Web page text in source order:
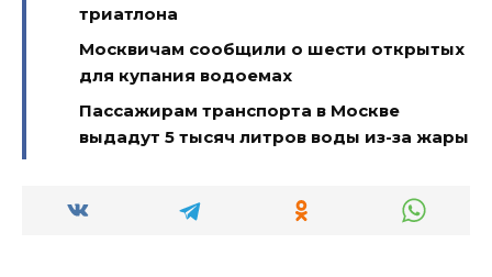
триатлона
Москвичам сообщили о шести открытых
для купания водоемах
Пассажирам транспорта в Москве
выдадут 5 тысяч литров воды из-за жары